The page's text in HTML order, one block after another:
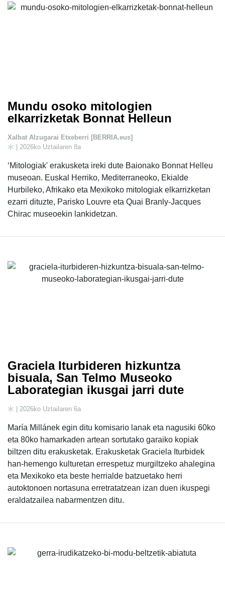
Mundu osoko mitologien
elkarrizketak Bonnat Helleun
Xalbat Alzugarai Etxeberri [BERRIA.eus]
| 2026ko Uztailaren 8a
‘Mitologiak' erakusketa ireki dute Baionako Bonnat Helleu
museoan. Euskal Herriko, Mediterraneoko, Ekialde
Hurbileko, Afrikako eta Mexikoko mitologiak elkarrizketan
ezarri dituzte, Parisko Louvre eta Quai Branly-Jacques
Chirac museoekin lankidetzan.
Graciela Iturbideren hizkuntza
bisuala, San Telmo Museoko
Laborategian ikusgai jarri dute
| 2026ko Uztailaren 6a
María Millánek egin ditu komisario lanak eta nagusiki 60ko
eta 80ko hamarkaden artean sortutako garaiko kopiak
biltzen ditu erakusketak. Erakusketak Graciela Iturbidek
han-hemengo kulturetan errespetuz murgiltzeko ahalegina
eta Mexikoko eta beste herrialde batzuetako herri
autoktonoen nortasuna erretratatzean izan duen ikuspegi
eraldatzailea nabarmentzen ditu.